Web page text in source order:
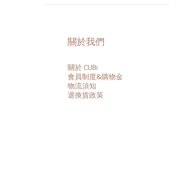
關於我們
關於 CUBi
會員制度&購物金
物流須知
退換貨政策